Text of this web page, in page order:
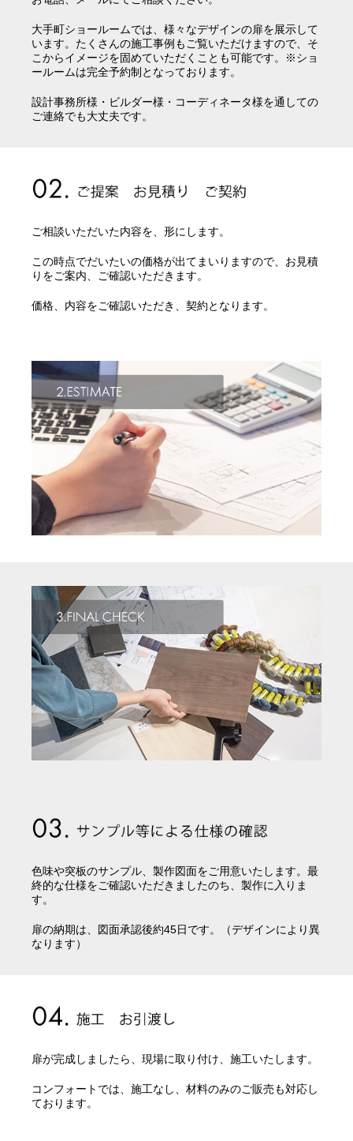
大手町ショールームでは、様々なデザインの扉を展示して
います。たくさんの施工事例もご覧いただけますので、そ
こからイメージを固めていただくことも可能です。※ショ
ールームは完全予約制となっております。
設計事務所様・ビルダー様・コーディネータ様を通しての
ご連絡でも大丈夫です。
ご相談いただいた内容を、形にします。
この時点でだいたいの価格が出てまいりますので、お見積
りをご案内、ご確認いただきます。
価格、内容をご確認いただき、契約となります。
色味や突板のサンプル、製作図面をご用意いたします。最
終的な仕様をご確認いただきましたのち、製作に入りま
す。
扉の納期は、図面承認後約45日です。（デザインにより異
なります）
扉が完成しましたら、現場に取り付け、施工いたします。
コンフォートでは、施工なし、材料のみのご販売も対応し
ております。